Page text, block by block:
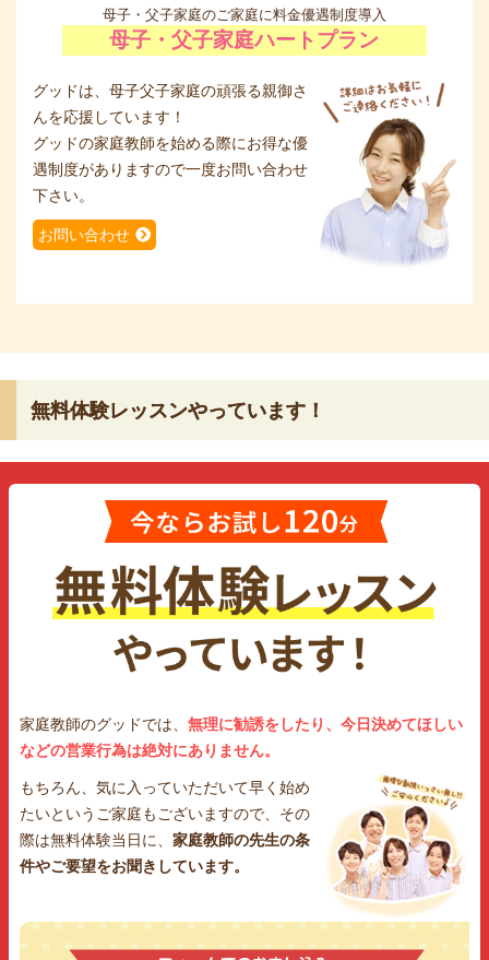
母子・父子家庭のご家庭に料金優遇制度導入
母子・父子家庭ハートプラン
グッドは、母子父子家庭の頑張る親御さ
んを応援しています！
グッドの家庭教師を始める際にお得な優
遇制度がありますので一度お問い合わせ
下さい。
お問い合わせ
無料体験レッスンやっています！
家庭教師のグッドでは、 無理に勧誘をしたり、今日決めてほしい
などの営業行為は絶対にありません。
もちろん、気に入っていただいて早く始め
たいというご家庭もございますので、その
際は無料体験当日に、 家庭教師の先生の条
件やご要望をお聞きしています。